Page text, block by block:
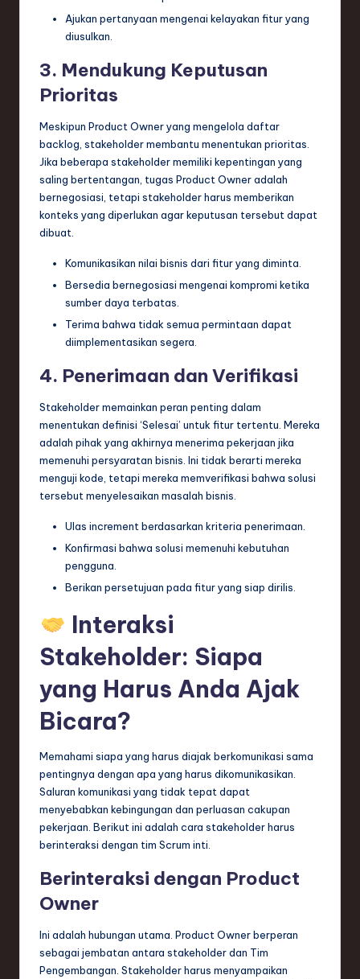
Ajukan pertanyaan mengenai kelayakan fitur yang
diusulkan.
3. Mendukung Keputusan
Prioritas
Meskipun Product Owner yang mengelola daftar
backlog, stakeholder membantu menentukan prioritas.
Jika beberapa stakeholder memiliki kepentingan yang
saling bertentangan, tugas Product Owner adalah
bernegosiasi, tetapi stakeholder harus memberikan
konteks yang diperlukan agar keputusan tersebut dapat
dibuat.
Komunikasikan nilai bisnis dari fitur yang diminta.
Bersedia bernegosiasi mengenai kompromi ketika
sumber daya terbatas.
Terima bahwa tidak semua permintaan dapat
diimplementasikan segera.
4. Penerimaan dan Verifikasi
Stakeholder memainkan peran penting dalam
menentukan definisi ‘Selesai’ untuk fitur tertentu. Mereka
adalah pihak yang akhirnya menerima pekerjaan jika
memenuhi persyaratan bisnis. Ini tidak berarti mereka
menguji kode, tetapi mereka memverifikasi bahwa solusi
tersebut menyelesaikan masalah bisnis.
Ulas increment berdasarkan kriteria penerimaan.
Konfirmasi bahwa solusi memenuhi kebutuhan
pengguna.
Berikan persetujuan pada fitur yang siap dirilis.
Interaksi
Stakeholder: Siapa
yang Harus Anda Ajak
Bicara?
Memahami siapa yang harus diajak berkomunikasi sama
pentingnya dengan apa yang harus dikomunikasikan.
Saluran komunikasi yang tidak tepat dapat
menyebabkan kebingungan dan perluasan cakupan
pekerjaan. Berikut ini adalah cara stakeholder harus
berinteraksi dengan tim Scrum inti.
Berinteraksi dengan Product
Owner
Ini adalah hubungan utama. Product Owner berperan
sebagai jembatan antara stakeholder dan Tim
Pengembangan. Stakeholder harus menyampaikan